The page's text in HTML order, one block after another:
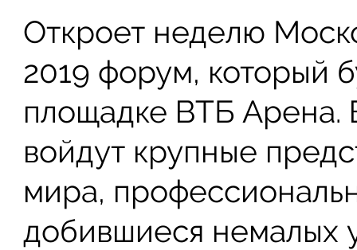
Откроет неделю
2019 форум, который
площадке ВТБ Арена.
войдут крупные
мира,
добившиеся немалых